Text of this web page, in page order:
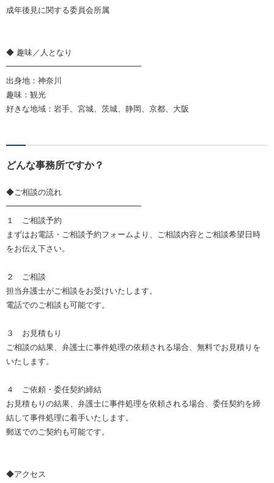
成年後見に関する委員会所属
◆ 趣味／人となり
━━━━━━━━━━━━━━━━━
出身地：神奈川
趣味：観光
好きな地域：岩手、宮城、茨城、静岡、京都、大阪
どんな事務所ですか？
◆ご相談の流れ
━━━━━━━━━━━━━━━━━
１ ご相談予約
まずはお電話・ご相談予約フォームより、ご相談内容とご相談希望日時
をお伝え下さい。
２ ご相談
担当弁護士がご相談をお受けいたします。
電話でのご相談も可能です。
３ お見積もり
ご相談の結果、弁護士に事件処理の依頼される場合、無料でお見積りを
いたします。
４ ご依頼・委任契約締結
お見積もりの結果、弁護士に事件処理を依頼される場合、委任契約を締
結して事件処理に着手いたします。
郵送でのご契約も可能です。
◆アクセス